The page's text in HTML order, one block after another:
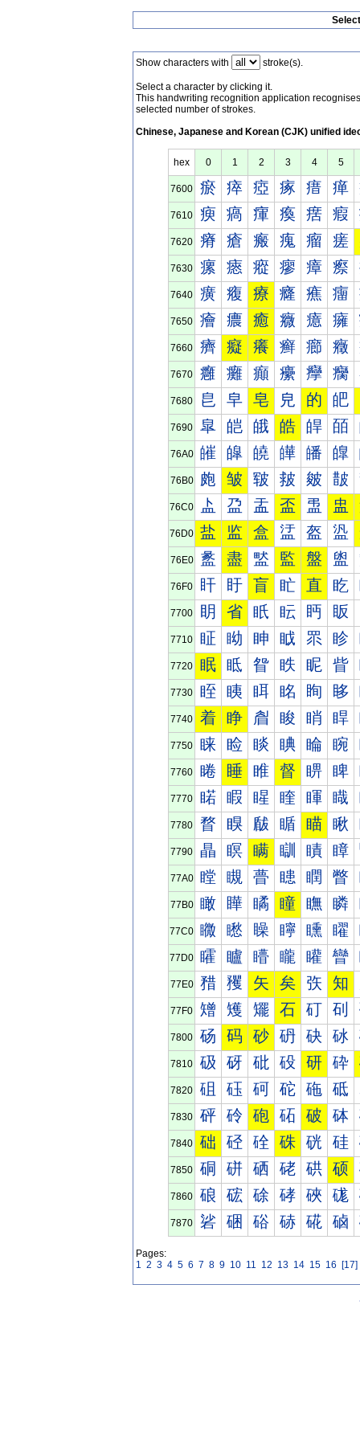
Show characters with stroke(s).
Select a character by clicking it.
This handwriting recognition application
selected number of strokes.
Chinese, Japanese and Korean (CJK) unified
hex 0 1 2 3 4 5
7600 瘀 瘁 瘂 瘃 瘄 瘅
7610 瘐 瘑 瘒 瘓 瘔 瘕
7620 瘠 瘡 瘢 瘣 瘤 瘥
7630 瘰 瘱 瘲 瘳 瘴 瘵
7640 癀 癁 療 癃 癄 癅
7650 癐 癑 癒 癓 癔 癕
7660 癠 癡 癢 癣 癤 癥
7670 癰 癱 癲 癳 癴 癵
7680 皀 皁 皂 皃 的 皅
7690 皐 皑 皒 皓 皔 皕
76A0 皠 皡 皢 皣 皤 皥
76B0 皰 皱 皲 皳 皴 皵
76C0 盀 盁 盂 盃 盄 盅
76D0 盐 监 盒 盓 盔 盕
76E0 盠 盡 盢 監 盤 盥
76F0 盰 盱 盲 盳 直 盵
7700 眀 省 眂 眃 眄 眅
7710 眐 眑 眒 眓 眔 眕
7720 眠 眡 眢 眣 眤 眥
7730 眰 眱 眲 眳 眴 眵
7740 着 睁 睂 睃 睄 睅
7750 睐 睑 睒 睓 睔 睕
7760 睠 睡 睢 督 睤 睥
7770 睰 睱 睲 睳 睴 睵
7780 瞀 瞁 瞂 瞃 瞄 瞅
7790 瞐 瞑 瞒 瞓 瞔 瞕
77A0 瞠 瞡 瞢 瞣 瞤 瞥
77B0 瞰 瞱 瞲 瞳 瞴 瞵
77C0 矀 矁 矂 矃 矄 矅
77D0 矐 矑 矒 矓 矔 矕
77E0 矠 矡 矢 矣 矤 知
77F0 矰 矱 矲 石 矴 矵
7800 砀 码 砂 砃 砄 砅
7810 砐 砑 砒 砓 研 砕
7820 砠 砡 砢 砣 砤 砥
7830 砰 砱 砲 砳 破 砵
7840 础 硁 硂 硃 硄 硅
7850 硐 硑 硒 硓 硔 硕
7860 硠 硡 硢 硣 硤 硥
7870 硰 硱 硲 硳 硴 硵
Pages:
1 2 3 4 5 6 7 8 9 10 11 12 13 14 15 16 [17]